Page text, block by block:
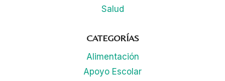
Salud
CATEGORÍAS
Alimentación
Apoyo Escolar